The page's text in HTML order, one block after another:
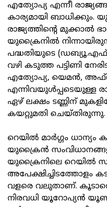
എത്യോപ്യ എന്നീ
കാര്യമായി ബാധിക്കും.
രാജ്യത്തിന്റെ മുക്കാൽ
യുക്രൈനിൽ
പദ്ധതിയുടെ
വഴി കടുത്ത പട്ടിണി
എത്യോപ്യ, യെമൻ,
എന്നിവയുൾപ്പടെയുള്ള
ഏഴ് ലക്ഷം ടണ്ണിന്
കയറ്റുമതി ചെയ്തിരുന്നു.
റെയിൽ മാർഗ്ഗം ധാന്യം
യുക്രൈൻ
യുക്രൈനിലെ റെയിൽ
അപേക്ഷിച്ചിടത്തോളം
വളരെ വലുതാണ്.
നിരവധി യൂറോപ്യൻ